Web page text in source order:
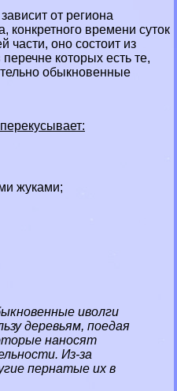
от региона
конкретного времени суток
части, оно состоит из
которых есть те,
обыкновенные
жуками;
иволги
деревьям, поедая
наносят
Из-за
пернатые их в